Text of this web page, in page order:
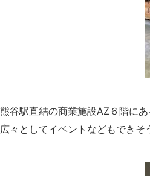
熊谷駅直結の商業施設AZ６階にあ
広々としてイベントなどもできそ